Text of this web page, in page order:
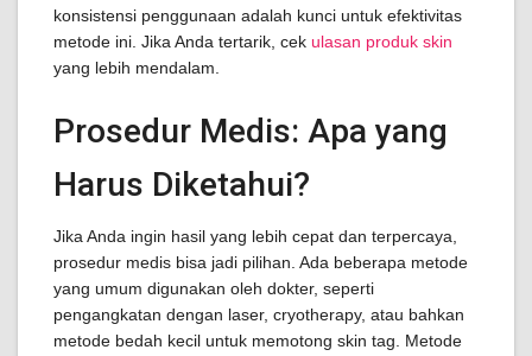
konsistensi penggunaan adalah kunci untuk efektivitas
metode ini. Jika Anda tertarik, cek ulasan produk skin
yang lebih mendalam.
Prosedur Medis: Apa yang
Harus Diketahui?
Jika Anda ingin hasil yang lebih cepat dan terpercaya,
prosedur medis bisa jadi pilihan. Ada beberapa metode
yang umum digunakan oleh dokter, seperti
pengangkatan dengan laser, cryotherapy, atau bahkan
metode bedah kecil untuk memotong skin tag. Metode